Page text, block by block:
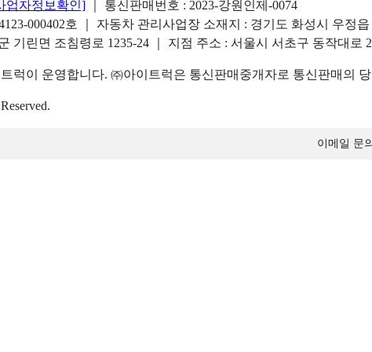
업자정보확인]
｜ 통신판매번호 : 2023-강원인제-0074
000402호 ｜ 자동차 관리사업장 소재지 : 경기도 화성시 우정
기린면 조침령로 1235-24 ｜ 지점 주소 : 서울시 서초구 동작대로
럭이 운영합니다. ㈜아이트럭은 통신판매중개자로 통신판매의
이메일 문의